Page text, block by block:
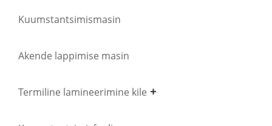
Kuumstantsimismasin
Akende lappimise masin
Termiline lamineerimine kile